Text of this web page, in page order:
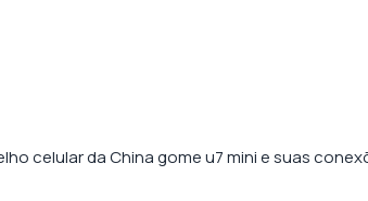
celular da China gome u7 mini e suas